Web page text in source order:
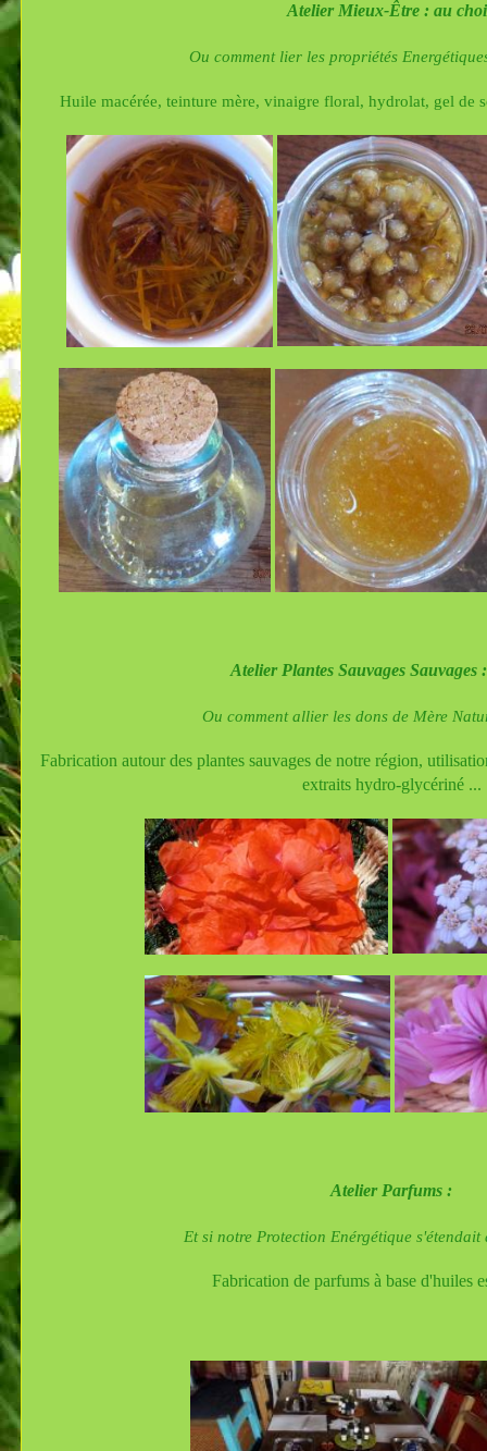
Atelier Mieux-Être : au
Ou comment lier les propriétés
Huile macérée, teinture mère, vinaigre floral, hydrolat, gel de
Atelier Plantes Sauvages Sauvages
Ou comment allier les dons de Mère
Fabrication autour des plantes sauvages de notre région,
extraits hydro-glycériné ...
Atelier Parfums :
Et si notre Protection Enérgétique
Fabrication de parfums à base d'huiles